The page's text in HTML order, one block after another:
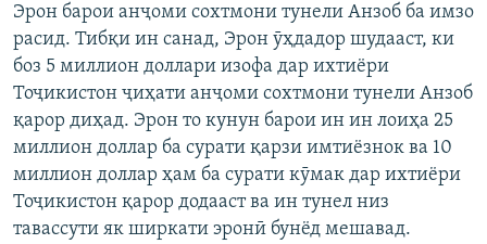
Эрон барои анҷоми сохтмони тунели Анзоб ба имзо
расид. Тибқи ин санад, Эрон ӯҳдадор шудааст, ки
боз 5 миллион доллари изофа дар ихтиёри
Тоҷикистон ҷиҳати анҷоми сохтмони тунели Анзоб
қарор диҳад. Эрон то кунун барои ин ин лоиҳа 25
миллион доллар ба сурати қарзи имтиёзнок ва 10
миллион доллар ҳам ба сурати кӯмак дар ихтиёри
Тоҷикистон қарор додааст ва ин тунел низ
тавассути як ширкати эронӣ бунёд мешавад.